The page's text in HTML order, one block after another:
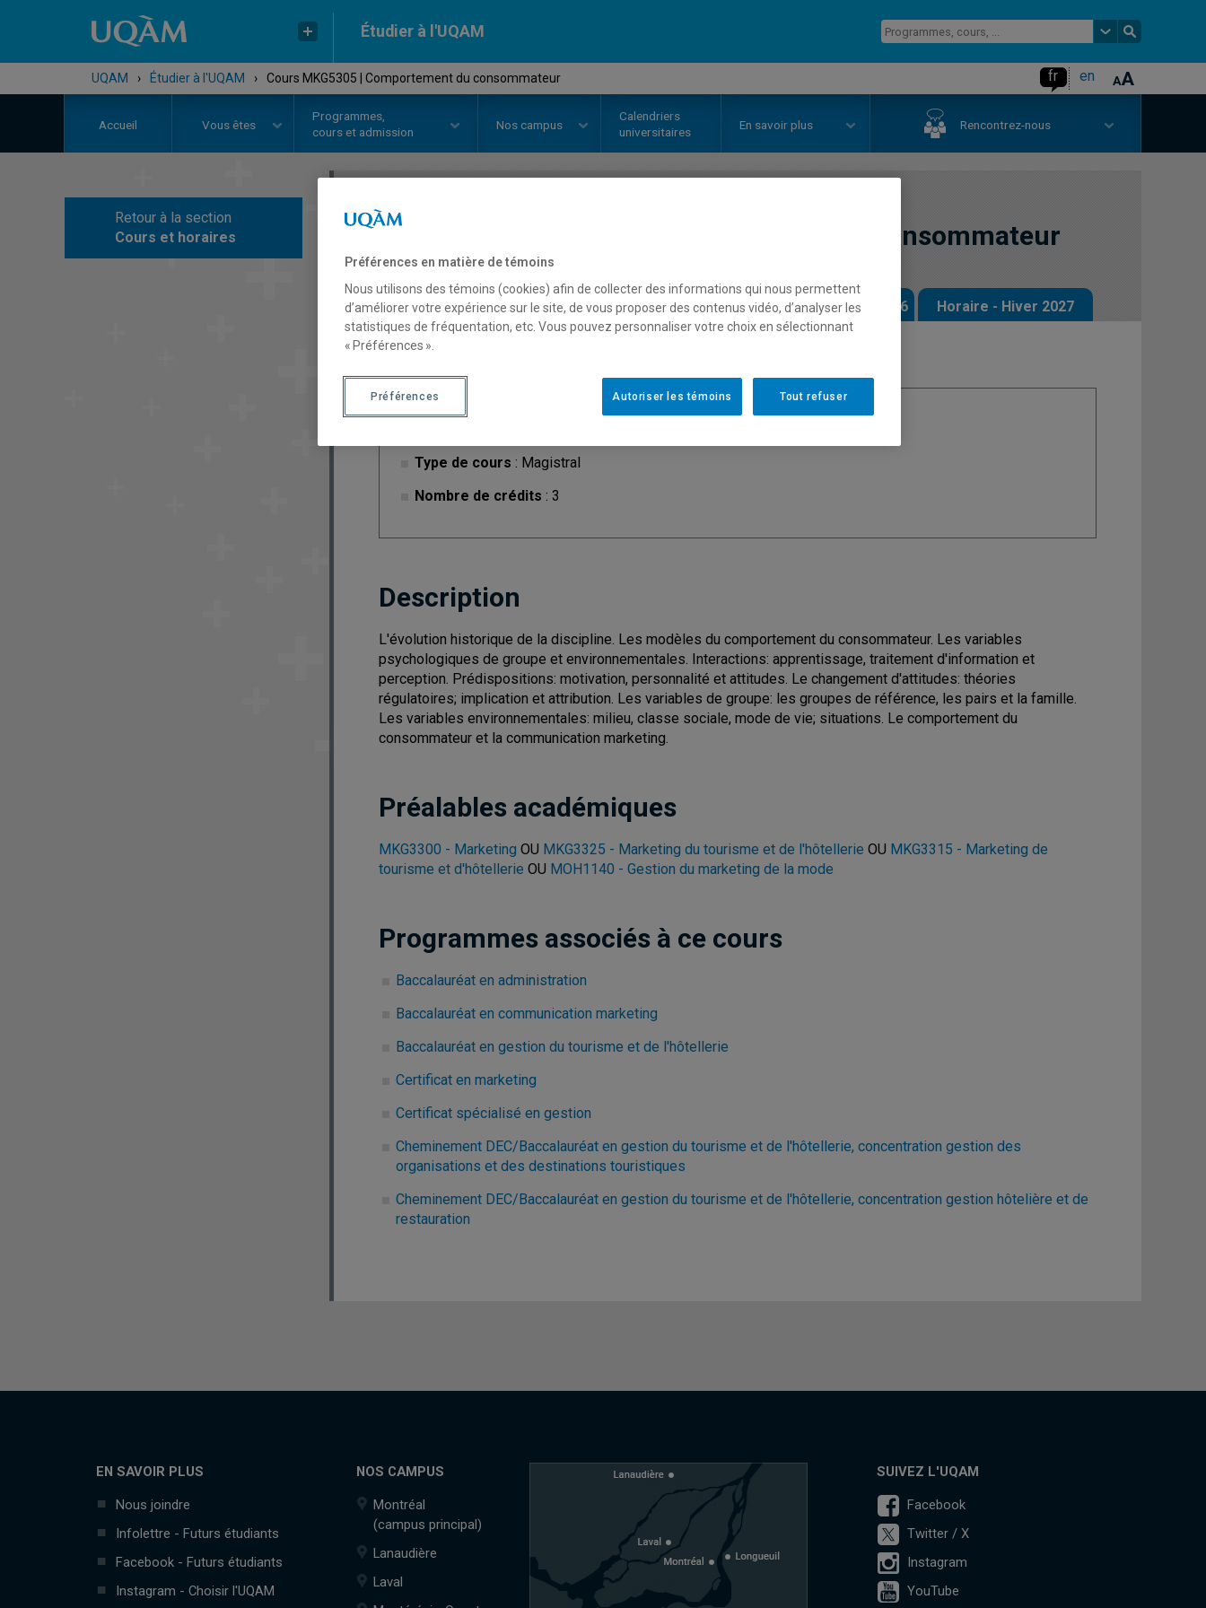
Étudier à l'UQAM
UQAM › Étudier à l'UQAM › Cours MKG5305 | Comportement du consommateur fr en
Accueil Vous êtes
Programmes,
cours et admission
Nos campus
Calendriers
universitaires
En savoir plus Rencontrez-nous
Retour à la section
Cours et horaires
COURS Comportement du consommateur
Description Horaire - Été 2026 Horaire - Automne 2026 Horaire - Hiver 2027
Type de cours : Magistral
Nombre de crédits : 3
Description
L'évolution historique de la discipline. Les modèles du comportement du consommateur. Les variables
psychologiques de groupe et environnementales. Interactions: apprentissage, traitement d'information et
perception. Prédispositions: motivation, personnalité et attitudes. Le changement d'attitudes: théories
régulatoires; implication et attribution. Les variables de groupe: les groupes de référence, les pairs et la famille.
Les variables environnementales: milieu, classe sociale, mode de vie; situations. Le comportement du
consommateur et la communication marketing.
Préalables académiques
MKG3300 - Marketing OU MKG3325 - Marketing du tourisme et de l'hôtellerie OU MKG3315 - Marketing de
tourisme et d'hôtellerie OU MOH1140 - Gestion du marketing de la mode
Programmes associés à ce cours
Baccalauréat en administration
Baccalauréat en communication marketing
Baccalauréat en gestion du tourisme et de l'hôtellerie
Certificat en marketing
Certificat spécialisé en gestion
Cheminement DEC/Baccalauréat en gestion du tourisme et de l'hôtellerie, concentration gestion des
organisations et des destinations touristiques
Cheminement DEC/Baccalauréat en gestion du tourisme et de l'hôtellerie, concentration gestion hôtelière et de
restauration
EN SAVOIR PLUS
Nous joindre
Infolettre - Futurs étudiants
Facebook - Futurs étudiants
Instagram - Choisir l'UQAM
NOS CAMPUS
Montréal
(campus principal)
Lanaudière
Laval
SUIVEZ L'UQAM
Facebook
Twitter / X
Instagram
YouTube
Préférences en matière de témoins
Nous utilisons des témoins (cookies) afin de collecter des informations qui nous permettent
d’améliorer votre expérience sur le site, de vous proposer des contenus vidéo, d’analyser les
statistiques de fréquentation, etc. Vous pouvez personnaliser votre choix en sélectionnant
« Préférences ».
Tout refuser
Autoriser les témoins
Préférences